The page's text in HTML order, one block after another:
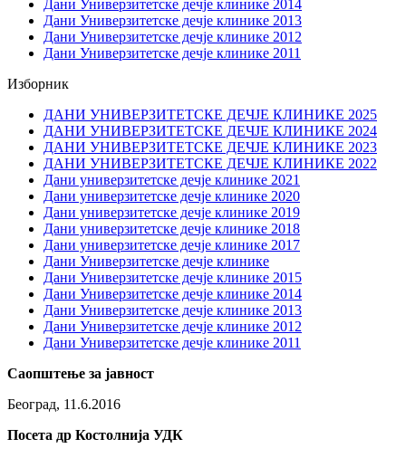
Дани Универзитетске дечје клинике 2014
Дани Универзитетске дечје клинике 2013
Дани Универзитетске дечје клинике 2012
Дани Универзитетске дечје клинике 2011
Изборник
ДАНИ УНИВЕРЗИТЕТСКЕ ДЕЧЈЕ КЛИНИКЕ 2025
ДАНИ УНИВЕРЗИТЕТСКЕ ДЕЧЈЕ КЛИНИКЕ 2024
ДАНИ УНИВЕРЗИТЕТСКЕ ДЕЧЈЕ КЛИНИКЕ 2023
ДАНИ УНИВЕРЗИТЕТСКЕ ДЕЧЈЕ КЛИНИКЕ 2022
Дани универзитетске дечје клинике 2021
Дани универзитетске дечје клинике 2020
Дани универзитетске дечје клинике 2019
Дани универзитетске дечје клинике 2018
Дани универзитетске дечје клинике 2017
Дани Универзитетске дечје клинике
Дани Универзитетске дечје клинике 2015
Дани Универзитетске дечје клинике 2014
Дани Универзитетске дечје клинике 2013
Дани Универзитетске дечје клинике 2012
Дани Универзитетске дечје клинике 2011
Саопштење за јавност
Београд, 11.6.2016
Посета др Костолнија УДК